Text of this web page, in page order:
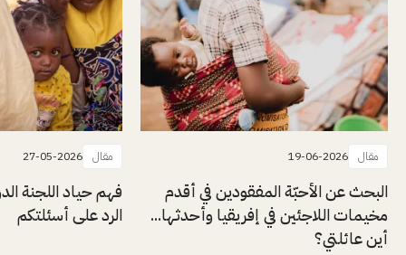
مقال 19-06-2026
البحث عن الأحبّة المفقودين في أقدم
مخيمات اللاجئين في إفريقيا وأحدثها...
أين عائلتي؟
مقال 27-05-2026
فهم حياد اللجنة
الرد على أسئلتكم